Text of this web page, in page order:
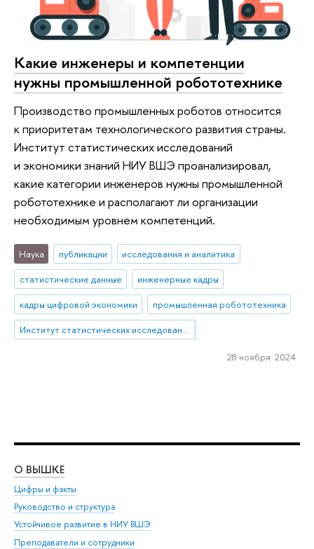
Какие инженеры и компетенции
нужны промышленной робототехнике
Производство промышленных роботов относится
к приоритетам технологического развития страны.
Институт статистических исследований
и экономики знаний НИУ ВШЭ проанализировал,
какие категории инженеров нужны промышленной
робототехнике и располагают ли организации
необходимым уровнем компетенций.
Наука публикации
исследования и аналитика
статистические данные
инженерные кадры
кадры цифровой экономики
промышленная робототехника
Институт статистических исследований и экономики знаний
28 ноября 2024
О ВЫШКЕ
Цифры и факты
Руководство и структура
Устойчивое развитие в НИУ ВШЭ
Преподаватели и сотрудники